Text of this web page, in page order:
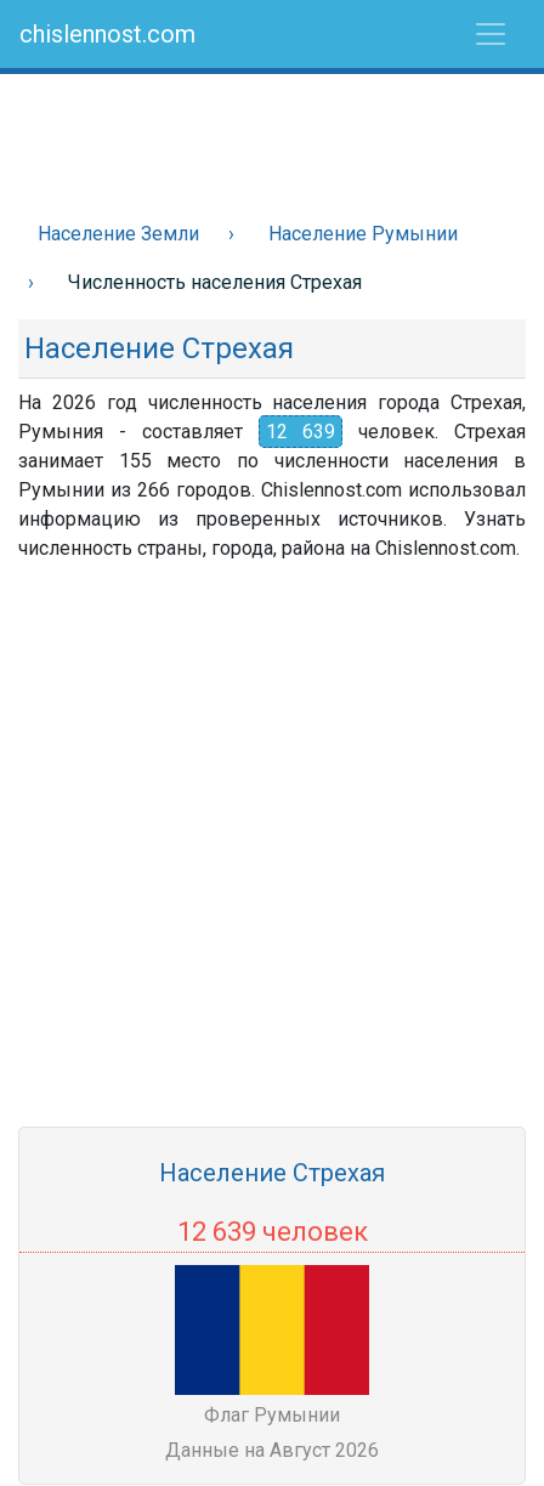
chislennost.com
Население Земли Население Румынии
Численность населения Стрехая
Население Стрехая
На 2026 год численность населения города Стрехая,
Румыния - составляет
12 639
человек. Стрехая
занимает 155 место по численности населения в
Румынии из 266 городов. Chislennost.com использовал
информацию из проверенных источников. Узнать
численность страны, города, района на Chislennost.com.
Население Стрехая
12 639 человек
Флаг Румынии
Данные на Август 2026